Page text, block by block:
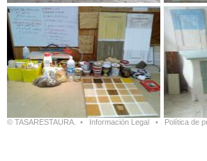
© TASARESTAURA. • Información Legal • Política de